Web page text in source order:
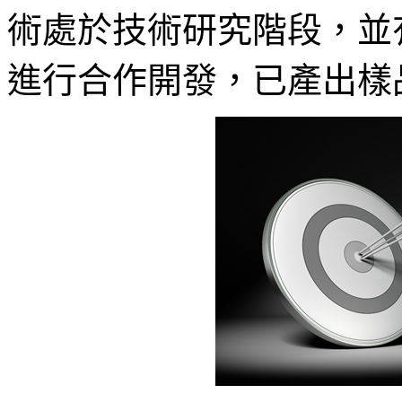
術處於技術研究階段，
進行合作開發，已產出